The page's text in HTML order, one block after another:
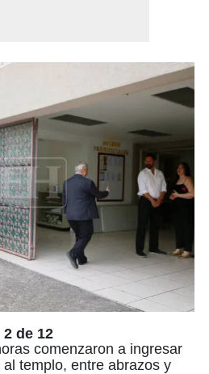
2 de 12
comenzaron a ingresar
templo, entre abrazos y